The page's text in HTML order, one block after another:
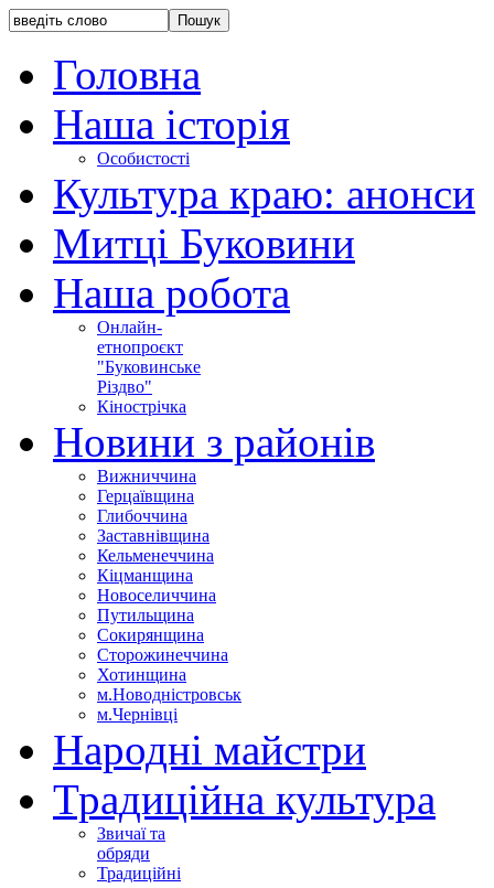
Головна
Наша історія
Особистості
Культура краю: анонси
Митці Буковини
Наша робота
Онлайн-
етнопроєкт
"Буковинське
Різдво"
Кінострічка
Новини з районів
Вижниччина
Герцаївщина
Глибоччина
Заставнівщина
Кельменеччина
Кіцманщина
Новоселиччина
Путильщина
Сокирянщина
Сторожинеччина
Хотинщина
м.Новодністровськ
м.Чернівці
Народні майстри
Традиційна культура
Звичаї та
обряди
Традиційні